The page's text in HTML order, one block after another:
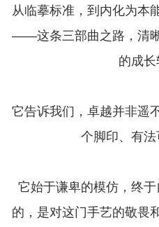
从临摹标准，到内化为本
——这条三部曲之路，清
的成长
它告诉我们，卓越并非遥
个脚印、有法
它始于谦卑的模仿，终
的，是对这门手艺的敬畏